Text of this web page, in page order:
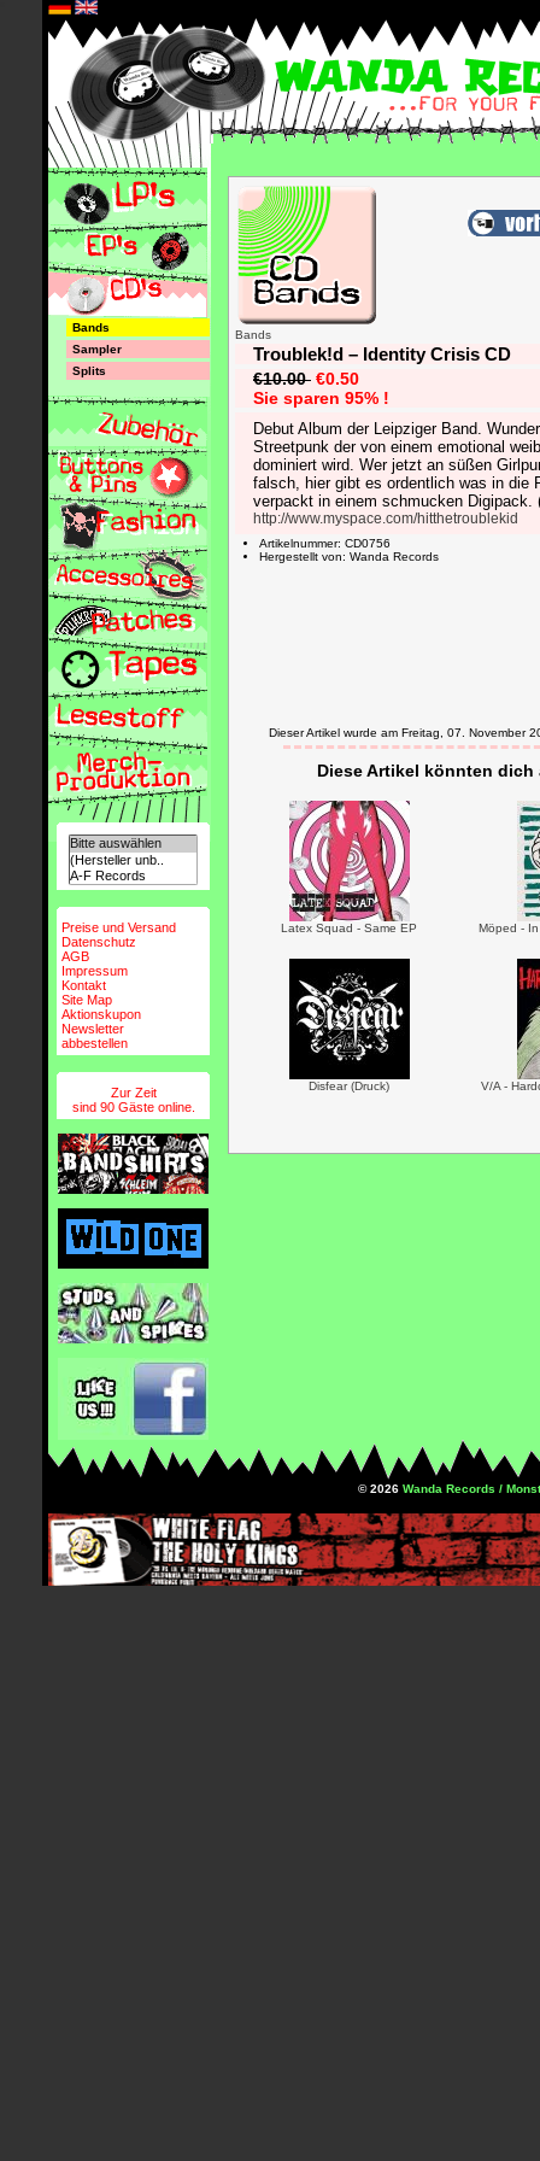
Bands
Sampler
Splits
Preise und Versand
Datenschutz
AGB
Impressum
Kontakt
Site Map
Aktionskupon
Newsletter
abbestellen
Zur Zeit
sind 90 Gäste online.
Bands
Troublek!d – Identity Crisis CD
€10.00 €0.50
Sie sparen 95% !
Debut Album der Leipziger Band.
Streetpunk der von einem emotional
dominiert wird. Wer jetzt an süßen
falsch, hier gibt es ordentlich was in die
verpackt in einem schmucken Digipack.
http://www.myspace.com/hitthetroublekid
Artikelnummer: CD0756
Hergestellt von: Wanda Records
Dieser Artikel wurde am Freitag, 07. November
Diese Artikel könnten
Latex Squad - Same EP Möped -
Disfear (Druck) V/A -
© 2026 Wanda Records /